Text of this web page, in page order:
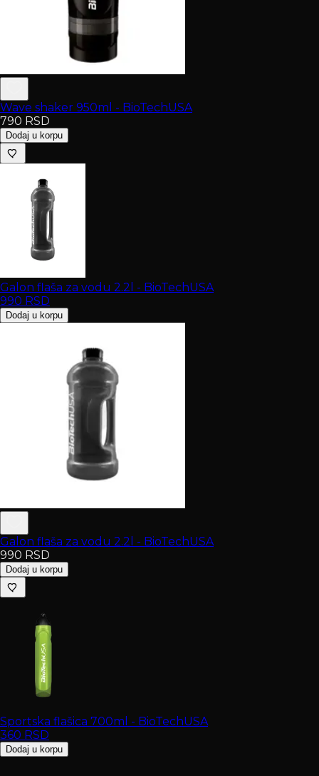
Wave shaker 950ml - BioTechUSA
790 RSD
Dodaj u korpu
Galon flaša za vodu 2.2l - BioTechUSA
990 RSD
Dodaj u korpu
Galon flaša za vodu 2.2l - BioTechUSA
990 RSD
Dodaj u korpu
Sportska flašica 700ml - BioTechUSA
360 RSD
Dodaj u korpu